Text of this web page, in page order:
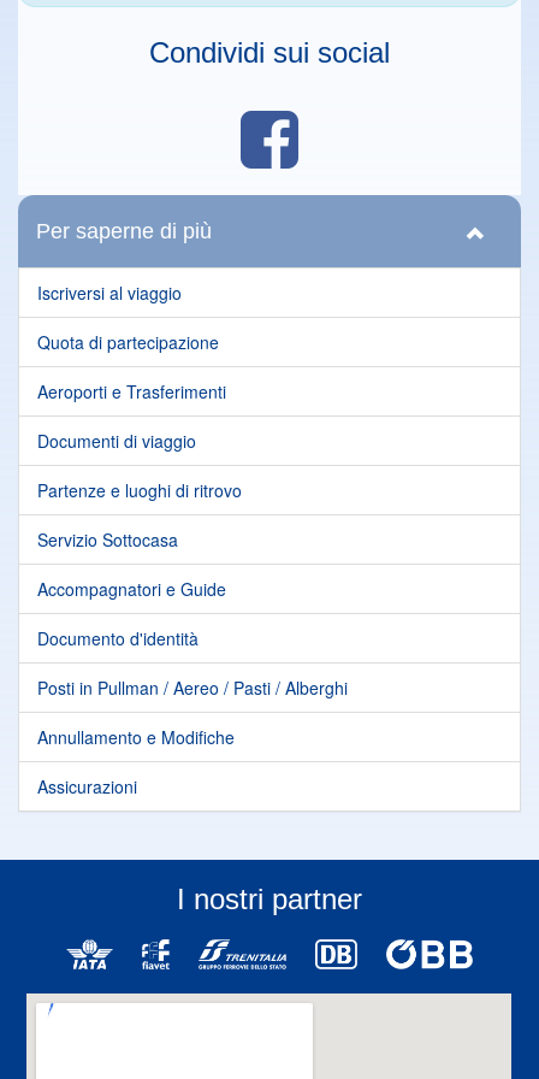
Condividi sui social
Per saperne di più
Iscriversi al viaggio
Quota di partecipazione
Aeroporti e Trasferimenti
Documenti di viaggio
Partenze e luoghi di ritrovo
Servizio Sottocasa
Accompagnatori e Guide
Documento d'identità
Posti in Pullman / Aereo / Pasti / Alberghi
Annullamento e Modifiche
Assicurazioni
I nostri partner